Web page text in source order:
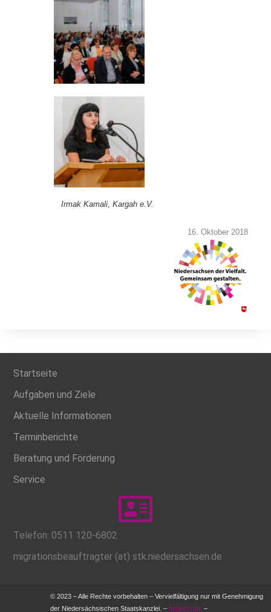
Irmak Kamali, Kargah e.V.
16. Oktober 2018
Startseite
Aufgaben und Ziele
Aktuelle Informationen
Terminberichte
Beratung und Förderung
Service
Telefon: 0511 120-6802
migrationsbeauftragter (at) stk.niedersachsen.de
© 2023 – Alle Rechte vorbehalten – Vervielfältigung nur mit Genehmigung
der Niedersächsischen Staatskanzlei. – Impressum –